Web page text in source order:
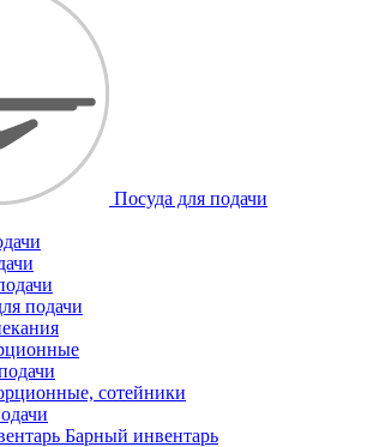
Посуда для подачи
подачи
сотейники
Барный инвентарь